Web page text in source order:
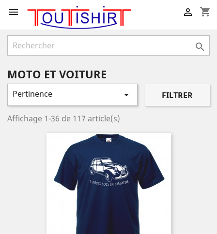
 shopping_cart


MOTO ET VOITURE
Pertinence  FILTRER
Affichage 1-36 de 117 article(s)